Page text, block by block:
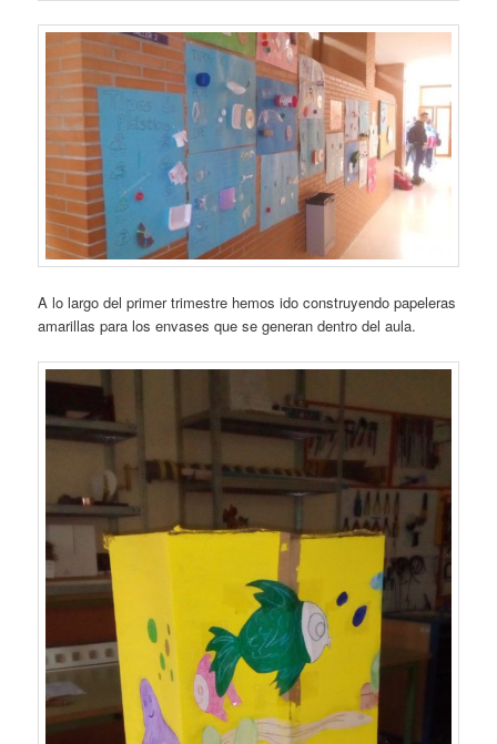
A lo largo del primer trimestre hemos ido construyendo papeleras
amarillas para los envases que se generan dentro del aula.